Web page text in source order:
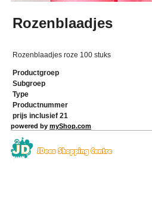
Rozenblaadjes
Rozenblaadjes roze 100 stuks
Productgroep
Subgroep
Type
Productnummer
prijs inclusief 21
powered by myShop.com